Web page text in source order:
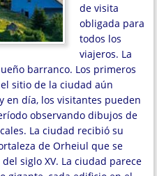
de visita
obligada para
todos los
viajeros. La
barranco. Los primeros
sitio de la ciudad aún
en día, los visitantes pueden
observando dibujos de
La ciudad recibió su
de Orheiul que se
siglo XV. La ciudad parece